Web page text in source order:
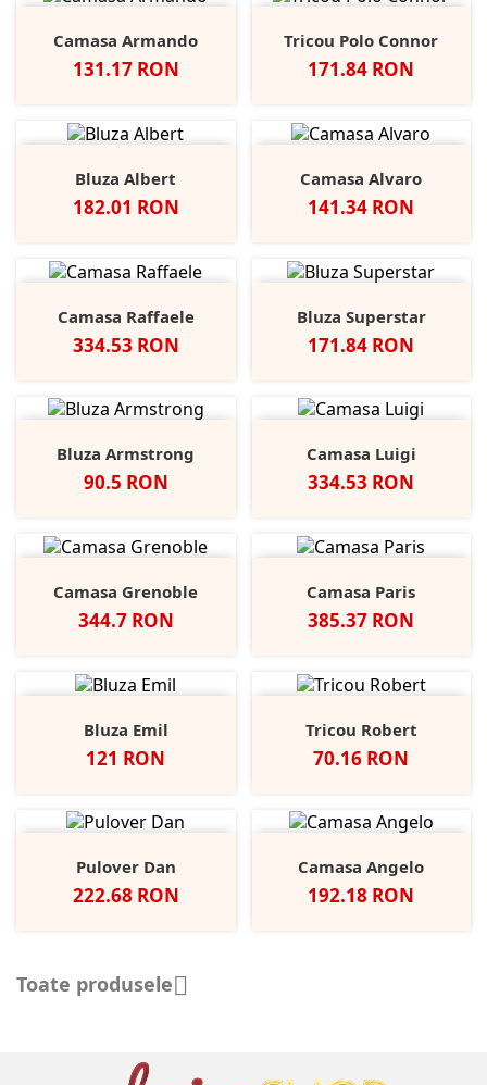
Camasa Armando
Pret
131.17 RON
Tricou Polo Connor
Pret
171.84 RON
Bluza Albert
Pret
182.01 RON
Camasa Alvaro
Pret
141.34 RON
Camasa Raffaele
Pret
334.53 RON
Bluza Superstar
Pret
171.84 RON
Bluza Armstrong
Pret
90.5 RON
Camasa Luigi
Pret
334.53 RON
Camasa Grenoble
Pret
344.7 RON
Camasa Paris
Pret
385.37 RON
Bluza Emil
Pret
121 RON
Tricou Robert
Pret
70.16 RON
Pulover Dan
Pret
222.68 RON
Camasa Angelo
Pret
192.18 RON
Toate produsele